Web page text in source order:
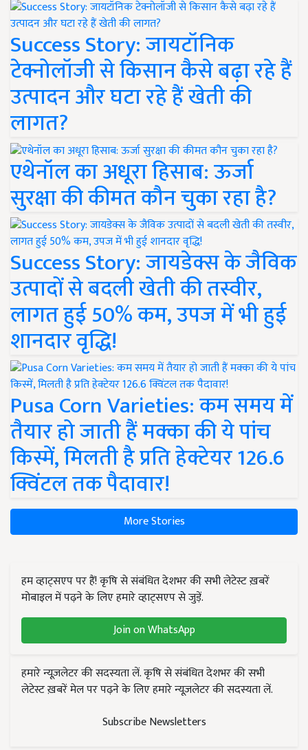
Success Story: जायटॉनिक
टेक्नोलॉजी से किसान कैसे बढ़ा रहे हैं
उत्पादन और घटा रहे हैं खेती की
लागत?
एथेनॉल का अधूरा हिसाब: ऊर्जा
सुरक्षा की कीमत कौन चुका रहा है?
Success Story: जायडेक्स के जैविक
उत्पादों से बदली खेती की तस्वीर,
लागत हुई 50% कम, उपज में भी हुई
शानदार वृद्धि!
Pusa Corn Varieties: कम समय में
तैयार हो जाती हैं मक्का की ये पांच
किस्में, मिलती है प्रति हेक्टेयर 126.6
क्विंटल तक पैदावार!
More Stories
हम व्हाट्सएप पर हैं! कृषि से संबंधित देशभर की सभी लेटेस्ट ख़बरें
मोबाइल में पढ़ने के लिए हमारे व्हाट्सएप से जुड़ें.
Join on WhatsApp
हमारे न्यूज़लेटर की सदस्यता लें. कृषि से संबंधित देशभर की सभी
लेटेस्ट ख़बरें मेल पर पढ़ने के लिए हमारे न्यूज़लेटर की सदस्यता लें.
Subscribe Newsletters